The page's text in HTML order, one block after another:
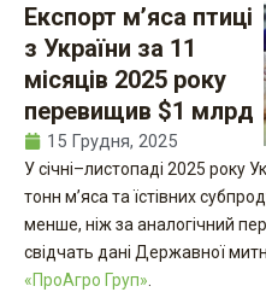
Експорт м’яса птиці
з України за 11
місяців 2025 року
перевищив $1 млрд
15 Грудня, 2025
У січні–листопаді 2025 року
тонн м’яса та їстівних
менше, ніж за аналогічний
свідчать дані Державної
«ПроАгро Груп»